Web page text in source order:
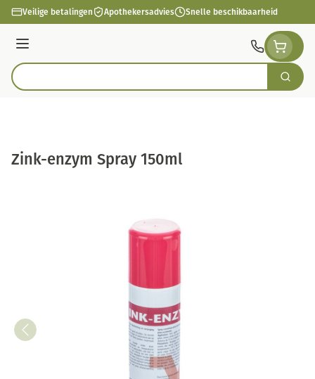
Ga naar de inhoud
Veilige betalingen Apothekersadvies Snelle beschikbaarheid
Menu
Product, merk, categorie... Zoek
Zink-enzym Spray 150ml